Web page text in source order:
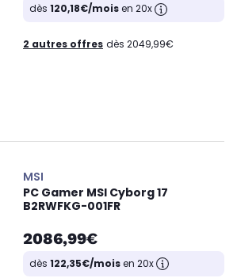
dès 120,18€/moisen 20x
2 autres offres dès 2049,99€
MSI
PC Gamer MSI Cyborg 17
B2RWFKG-001FR
2086,99€
dès 122,35€/moisen 20x